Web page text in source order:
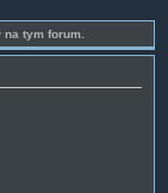
tym forum.